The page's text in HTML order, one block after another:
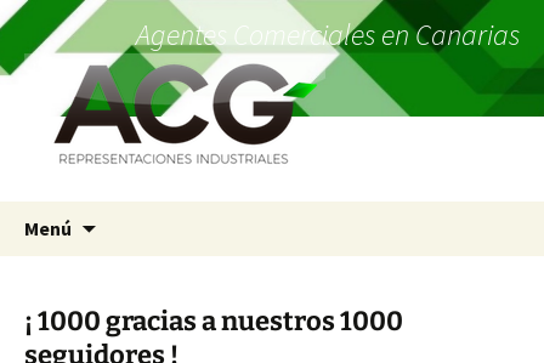
Agentes Comerciales en Canarias
Menú
¡ 1000 gracias a nuestros 1000
seguidores !